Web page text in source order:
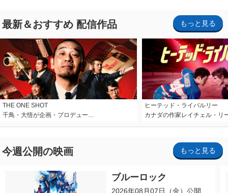
最新＆おすすめ 配信作品 もっと見る
THE ONE SHOT
千鳥・大悟が企画・プロデュー…
ヒーテッド・ライバルリー
カナダの作家レイチェル・リ
今週公開の映画 もっと見る
ブルーロック
2026年08月07日（金）公開